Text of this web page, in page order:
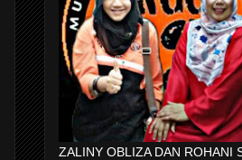
ZALINY OBLIZA DAN ROHANI